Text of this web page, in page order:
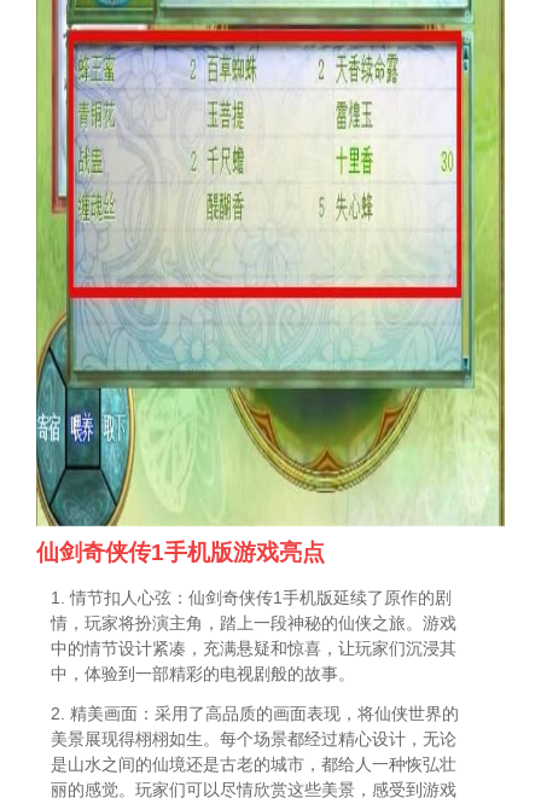
仙剑奇侠传1手机版游戏亮点
1. 情节扣人心弦：仙剑奇侠传1手机版延续了原作的剧
情，玩家将扮演主角，踏上一段神秘的仙侠之旅。游戏
中的情节设计紧凑，充满悬疑和惊喜，让玩家们沉浸其
中，体验到一部精彩的电视剧般的故事。
2. 精美画面：采用了高品质的画面表现，将仙侠世界的
美景展现得栩栩如生。每个场景都经过精心设计，无论
是山水之间的仙境还是古老的城市，都给人一种恢弘壮
丽的感觉。玩家们可以尽情欣赏这些美景，感受到游戏